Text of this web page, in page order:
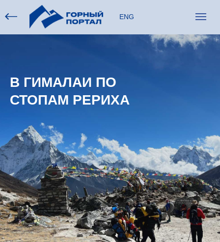
ENG
В ГИМАЛАИ ПО
СТОПАМ РЕРИХА